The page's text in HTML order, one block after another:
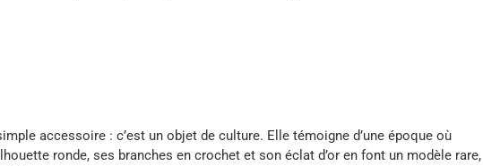
accessoire : c’est un objet de culture. Elle témoigne d’une époque où
ronde, ses branches en crochet et son éclat d’or en font un modèle rare,